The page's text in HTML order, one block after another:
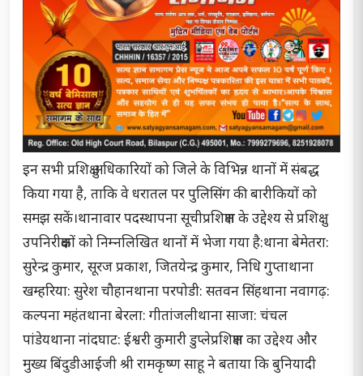
इन सभी प्रशिक्षु अधिकारियों को जिले के विभिन्न थानों में संबद्ध
किया गया है, ताकि वे धरातल पर पुलिसिंग की बारीकियों को
समझ सकें।थानावार पदस्थापना सूचीप्रशिक्षण के उद्देश्य से प्रशिक्षु
उपनिरीक्षकों को निम्नलिखित थानों में भेजा गया है:थाना बेमेतरा:
सुरेन्द्र कुमार, सूरज प्रकाश, जितयेन्द्र कुमार, निधि गुप्ताथाना
खम्हरिया: सुरेश चौहानथाना परपोडी: सतवन सिंहथाना नवागढ़:
कल्पना महंतथाना बेरला: गीतांजलीथाना साजा: चंचल
पांडेयथाना नांदघाट: ईश्वरी कुमारी डुप्लेप्रशिक्षण का उद्देश्य और
मुख्य बिंदुडीआईजी श्री रामकृष्ण साहू ने बताया कि बुनियादी